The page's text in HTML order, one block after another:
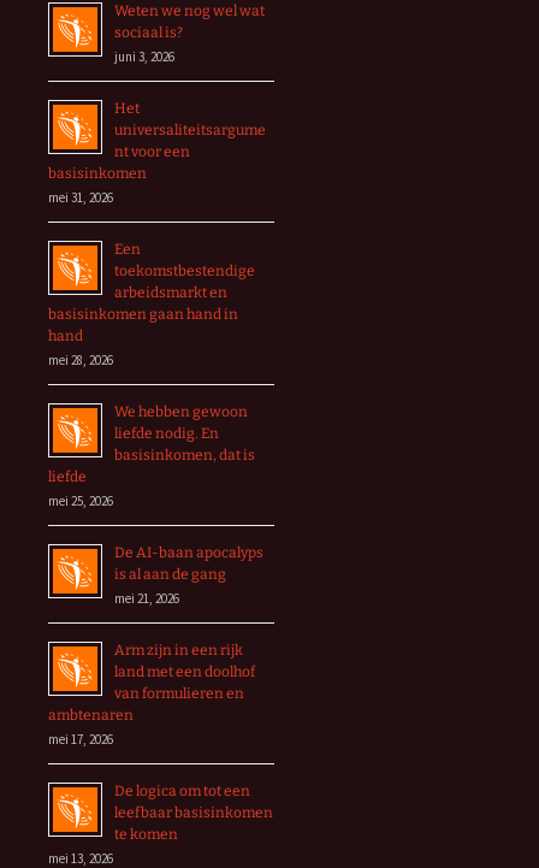
Weten we nog wel wat
sociaal is?
juni 3, 2026
Het
universaliteitsargume
nt voor een
basisinkomen
mei 31, 2026
Een
toekomstbestendige
arbeidsmarkt en
basisinkomen gaan hand in
hand
mei 28, 2026
We hebben gewoon
liefde nodig. En
basisinkomen, dat is
liefde
mei 25, 2026
De AI-baan apocalyps
is al aan de gang
mei 21, 2026
Arm zijn in een rijk
land met een doolhof
van formulieren en
ambtenaren
mei 17, 2026
De logica om tot een
leefbaar basisinkomen
te komen
mei 13, 2026